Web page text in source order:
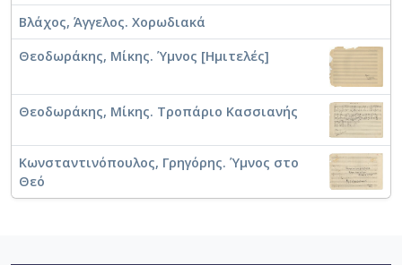
Βλάχος, Άγγελος. Χορωδιακά
Θεοδωράκης, Μίκης. Ύμνος [Ημιτελές]
Θεοδωράκης, Μίκης. Τροπάριο Κασσιανής
Κωνσταντινόπουλος, Γρηγόρης. Ύμνος στο
Θεό